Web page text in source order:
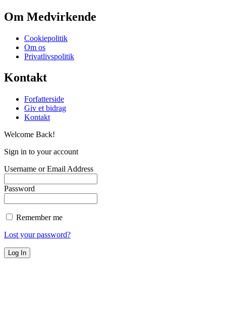
Om Medvirkende
Cookiepolitik
Om os
Privatlivspolitik
Kontakt
Forfatterside
Giv et bidrag
Kontakt
Welcome Back!
Sign in to your account
Username or Email Address
Password
Remember me
Lost your password?